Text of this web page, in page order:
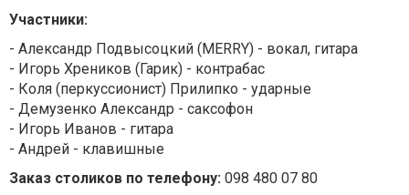
Участники:
- Александр Подвысоцкий (MERRY) - вокал, гитара
- Игорь Хреников (Гарик) - контрабас
- Коля (перкуссионист) Прилипко - ударные
- Демузенко Александр - саксофон
- Игорь Иванов - гитара
- Андрей - клавишные
Заказ столиков по телефону: 098 480 07 80